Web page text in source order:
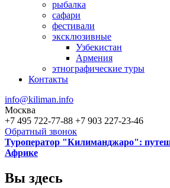
рыбалка
сафари
фестивали
эксклюзивные
Узбекистан
Армения
этнографические туры
Контакты
info@kiliman.info
Москва
+7 495 722-77-88 +7 903 227-23-46
Обратный звонок
Туроператор "Килиманджаро":
Африке
Вы здесь